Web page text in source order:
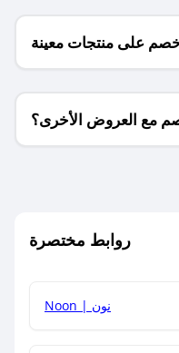
على منتجات معينة
فقط؟
مع العروض الأخرى؟
روابط مختصرة
Noon | نون